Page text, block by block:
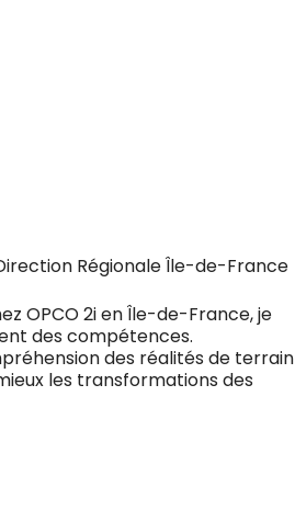
Régionale Île-de-France
OPCO 2i en Île-de-France, je
des compétences.
des réalités de terrain
les transformations des